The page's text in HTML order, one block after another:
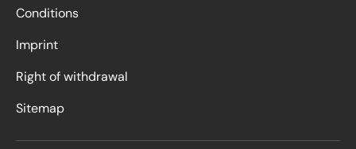
Conditions
Imprint
Right of withdrawal
Sitemap